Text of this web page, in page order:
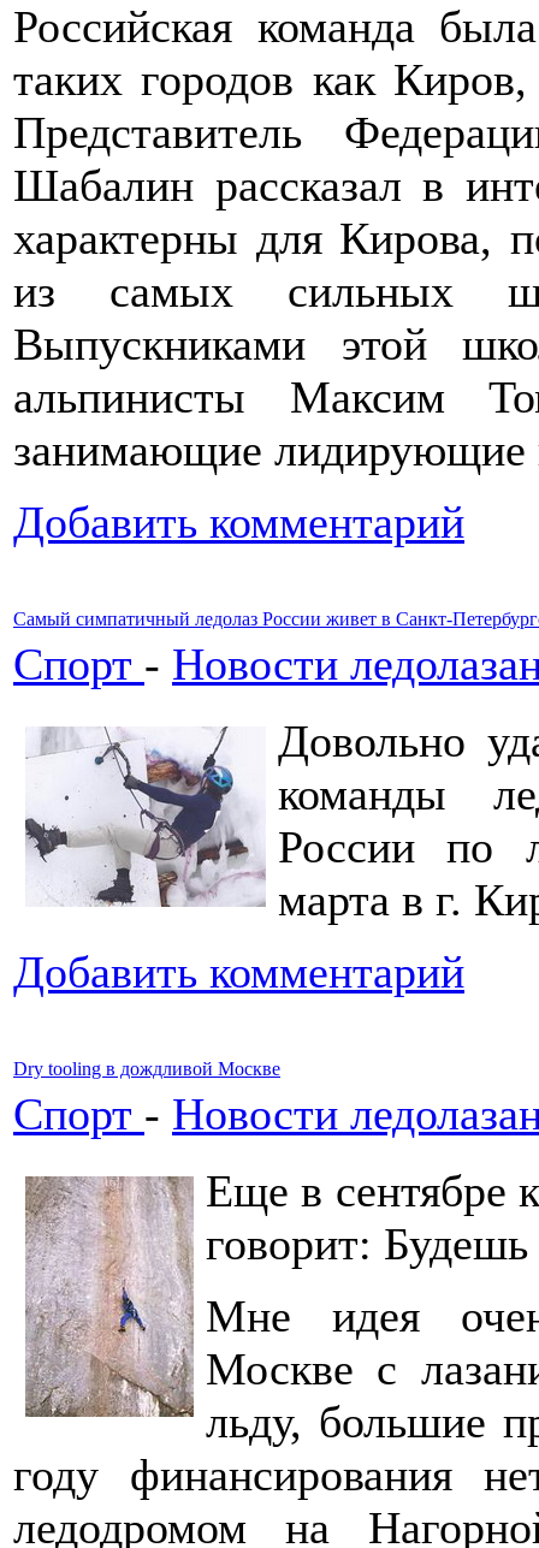
Российская команда
таких городов как
Представитель
Шабалин рассказал в
характерны для Кирова,
из самых сильных
Выпускниками этой
альпинисты Максим
занимающие лидирующие
Добавить комментарий
Самый симпатичный ледолаз России живет в Санкт-
Спорт - Новости
Довольно
команды
России по
марта в г.
Добавить комментарий
Dry tooling в дождливой Москве
Спорт - Новости
Еще в сентябре
говорит:
Мне идея
Москве с
льду, большие
году финансирования
ледодромом на